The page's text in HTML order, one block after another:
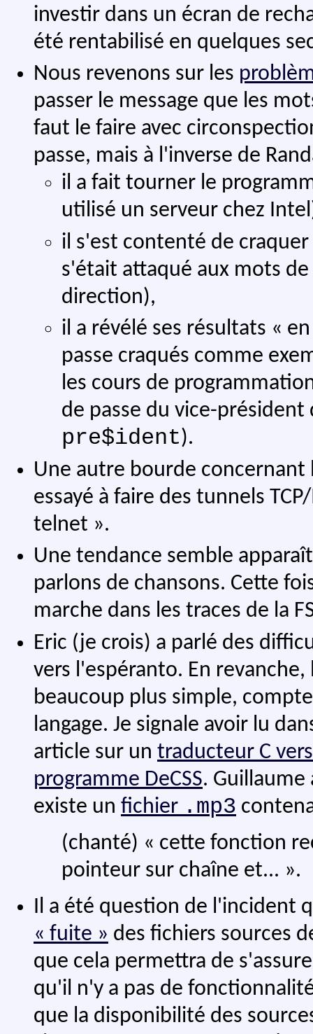
investir dans un écran de
été rentabilisé en quelques
Nous revenons sur les
passer le message que les
faut le faire avec
passe, mais à l'inverse de
il a fait tourner le
utilisé un serveur chez
il s'est contenté de
s'était attaqué aux mots
direction),
il a révélé ses résultats «
passe craqués comme
les cours de
de passe du vice-
pre$ident).
Une autre bourde concernant
essayé à faire des tunnels
telnet ».
Une tendance semble
parlons de chansons. Cette
marche dans les traces de la
Eric (je crois) a parlé des
vers l'espéranto. En
beaucoup plus simple,
langage. Je signale avoir lu
article sur un traducteur C
programme DeCSS.
existe un fichier .mp3
(chanté) « cette fonction
pointeur sur chaîne et... ».
Il a été question de l'incident
« fuite » des fichiers sources
que cela permettra de
qu'il n'y a pas de
que la disponibilité des